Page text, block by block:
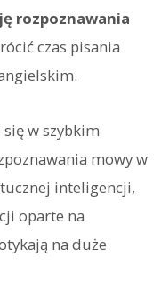
rozpoznawania
czas pisania
w szybkim
mowy w
inteligencji,
oparte na
na duże